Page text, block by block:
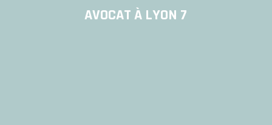
AVOCAT À LYON 7